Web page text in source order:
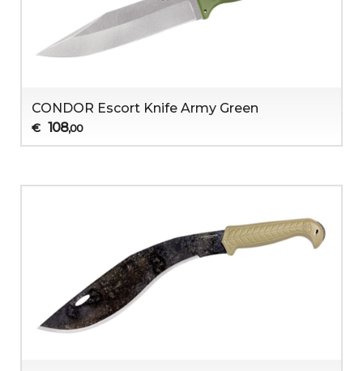
CONDOR Escort Knife Army Green
€ 108,00